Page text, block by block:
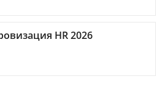
HR 2026